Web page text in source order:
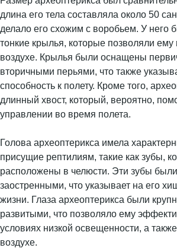
длина его тела составляла около 50
делало его схожим с воробьем. У него
тонкие крылья, которые позволяли
воздухе. Крылья были оснащены
вторичными перьями, что также
способность к полету. Кроме того,
длинный хвост, который, вероятно,
управлении во время полета.
Голова археоптерикса имела
присущие рептилиям, такие как зубы,
расположены в челюсти. Эти зубы
заостренными, что указывает на его
жизни. Глаза археоптерикса были
развитыми, что позволяло ему
условиях низкой освещенности, а
воздухе.